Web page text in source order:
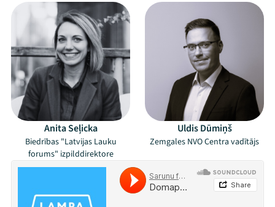
Mana programma
Festivāls
Programma
Arhīvs
Viņi bija LAMPĀ 2026
Jaunumi
Anita Seļicka
Biedrības "Latvijas Lauku
forums" izpilddirektore
Uldis Dūmiņš
Zemgales NVO Centra vadītājs